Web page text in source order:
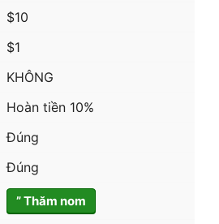
$10
$1
KHÔNG
Hoàn tiền 10%
Đúng
Đúng
” Thăm nom